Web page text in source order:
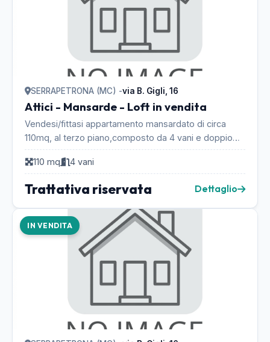
SERRAPETRONA (MC) -via B. Gigli, 16
Attici - Mansarde - Loft in vendita
Vendesi/fittasi appartamento mansardato di circa
110mq, al terzo piano,composto da 4 vani e doppio
servizio, balconi, box al piano seminterrato e post...
110 mq
4 vani
Trattativa riservata Dettaglio
IN VENDITA